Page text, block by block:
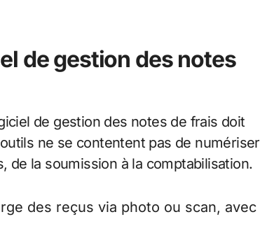
de gestion des notes
de gestion des notes de frais doit
ne se contentent pas de numériser
de la soumission à la comptabilisation.
des reçus via photo ou scan, avec